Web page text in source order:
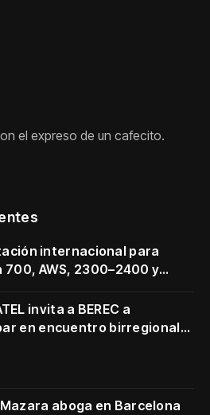
el expreso de un cafecito.
internacional para
AWS, 2300–2400 y
invita a BEREC a
en encuentro birregional
aboga en Barcelona